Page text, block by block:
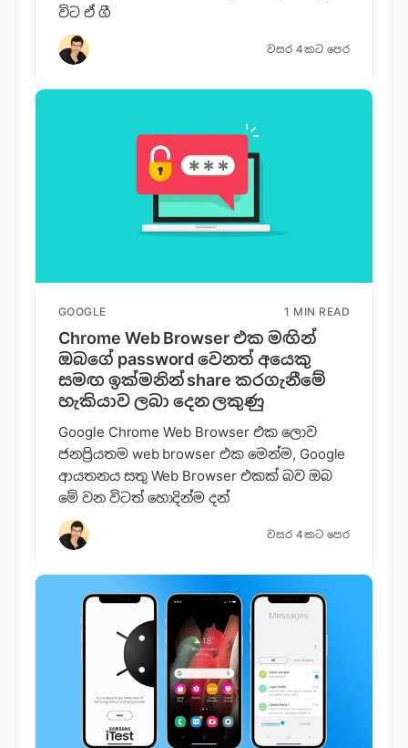
විට ඒ ගී
වසර 4කට පෙර
GOOGLE 1 MIN READ
Chrome Web Browser එක මඟින්
ඔබගේ password වෙනත් අයෙකු
සමඟ ඉක්මනින් share කරගැනීමේ
හැකියාව ලබා දෙන ලකුණු
Google Chrome Web Browser එක ලොව
ජනප්‍රියතම web browser එක මෙන්ම, Google
ආයතනය සතු Web Browser එකක් බව ඔබ
මේ වන විටත් හොදින්ම දන්
වසර 4කට පෙර